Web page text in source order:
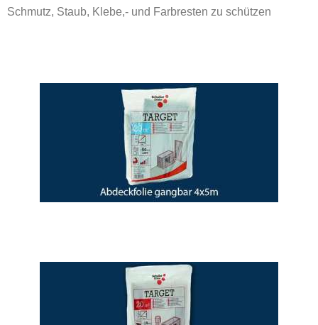
Schmutz, Staub, Klebe,- und Farbresten zu schützen